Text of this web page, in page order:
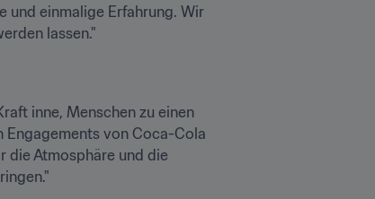
und einmalige Erfahrung. Wir
lassen."
inne, Menschen zu einen
Engagements von Coca-Cola
die Atmosphäre und die